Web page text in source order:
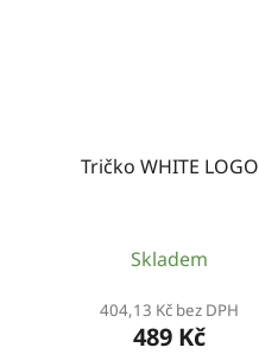
Tričko WHITE LOGO
Skladem
404,13 Kč bez DPH
489 Kč